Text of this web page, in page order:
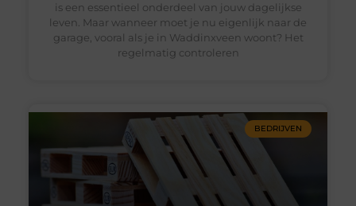
is een essentieel onderdeel van jouw dagelijkse
leven. Maar wanneer moet je nu eigenlijk naar de
garage, vooral als je in Waddinxveen woont? Het
regelmatig controleren
BEDRIJVEN